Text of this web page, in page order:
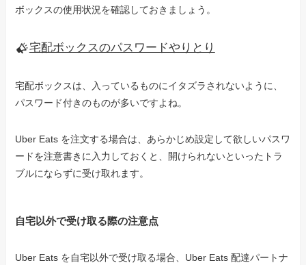
ボックスの使用状況を確認しておきましょう。
宅配ボックスのパスワードやりとり
宅配ボックスは、入っているものにイタズラされないように、
パスワード付きのものが多いですよね。
Uber Eats を注文する場合は、あらかじめ設定して欲しいパスワ
ードを注意書きに入力しておくと、開けられないといったトラ
ブルにならずに受け取れます。
自宅以外で受け取る際の注意点
Uber Eats を自宅以外で受け取る場合、Uber Eats 配達パートナ